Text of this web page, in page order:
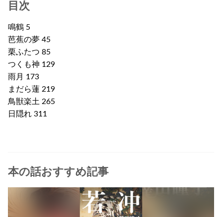
目次
鳴鶴 5
芭蕉の夢 45
栗ふたつ 85
つくも神 129
雨月 173
まだら蓮 219
鳥獣楽土 265
日隠れ 311
本の話おすすめ記事